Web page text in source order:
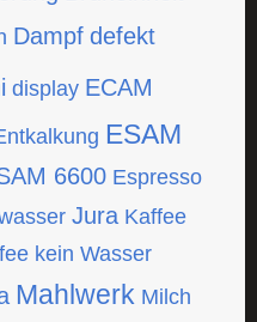
Dampf defekt
display ECAM
ESAM
6600 Espresso
Jura Kaffee
kein Wasser
Mahlwerk Milch